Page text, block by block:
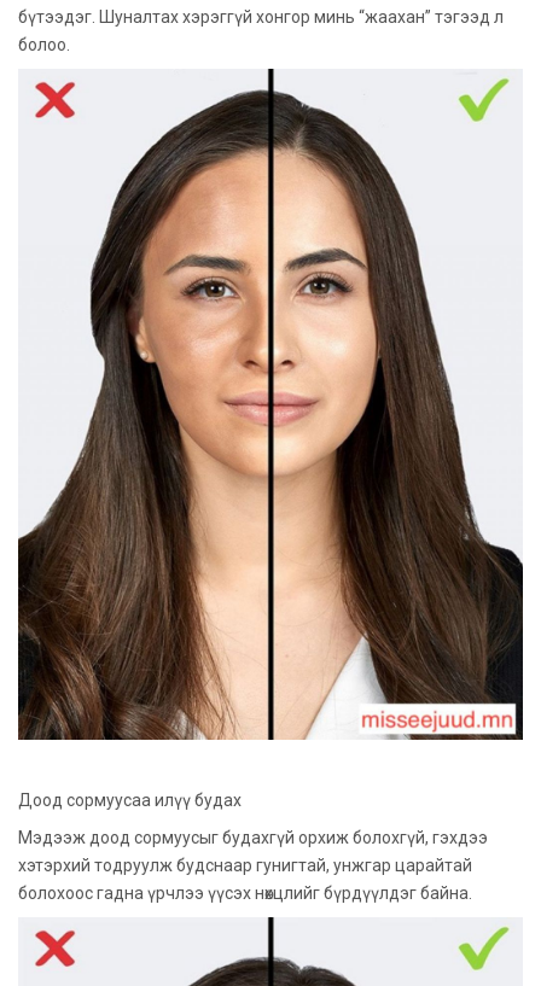
бүтээдэг. Шуналтах хэрэггүй хонгор минь “жаахан” тэгээд л
болоо.
Доод сормуусаа илүү будах
Мэдээж доод сормуусыг будахгүй орхиж болохгүй, гэхдээ
хэтэрхий тодруулж будснаар гунигтай, унжгар царайтай
болохоос гадна үрчлээ үүсэх нөхцлийг бүрдүүлдэг байна.